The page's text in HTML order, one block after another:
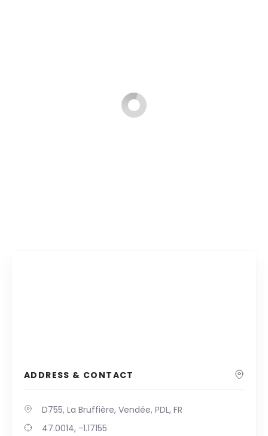
ADDRESS & CONTACT
D755, La Bruffière, Vendée, PDL, FR
47.0014, -1.17155